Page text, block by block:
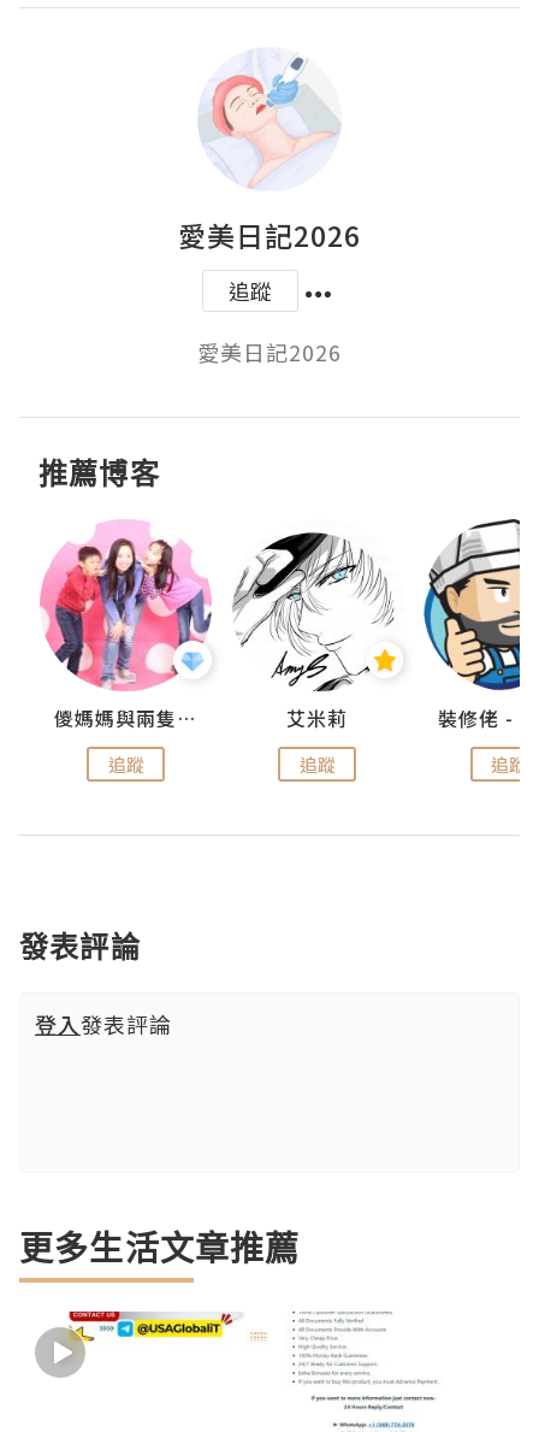
愛美日記2026
追蹤
愛美日記2026
推薦博客
儍媽媽與兩隻小魔怪之家
追蹤
艾米莉
追蹤 追蹤
發表評論
登入發表評論
更多生活文章推薦